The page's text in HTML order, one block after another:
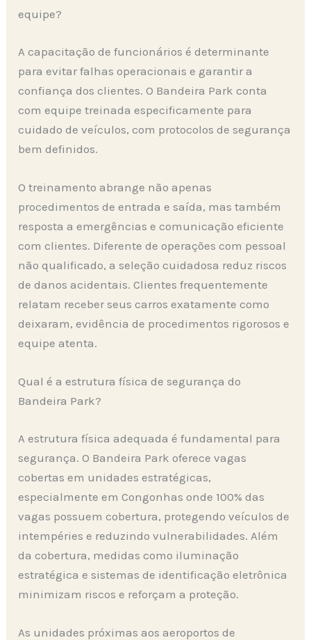
equipe?
A capacitação de funcionários é determinante
para evitar falhas operacionais e garantir a
confiança dos clientes. O Bandeira Park conta
com equipe treinada especificamente para
cuidado de veículos, com protocolos de segurança
bem definidos.
O treinamento abrange não apenas
procedimentos de entrada e saída, mas também
resposta a emergências e comunicação eficiente
com clientes. Diferente de operações com pessoal
não qualificado, a seleção cuidadosa reduz riscos
de danos acidentais. Clientes frequentemente
relatam receber seus carros exatamente como
deixaram, evidência de procedimentos rigorosos e
equipe atenta.
Qual é a estrutura física de segurança do
Bandeira Park?
A estrutura física adequada é fundamental para
segurança. O Bandeira Park oferece vagas
cobertas em unidades estratégicas,
especialmente em Congonhas onde 100% das
vagas possuem cobertura, protegendo veículos de
intempéries e reduzindo vulnerabilidades. Além
da cobertura, medidas como iluminação
estratégica e sistemas de identificação eletrônica
minimizam riscos e reforçam a proteção.
As unidades próximas aos aeroportos de